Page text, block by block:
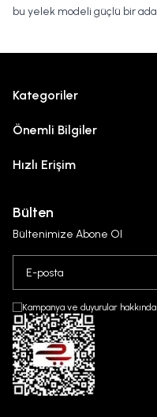
bu yelek modeli güçlü bir
Kategoriler
Önemli Bilgiler
Hızlı Erişim
Bülten
Bültenimize Abone Ol
Kampanya ve duyurular